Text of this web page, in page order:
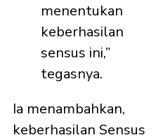
menentukan
keberhasilan
sensus ini,”
tegasnya.
Ia menambahkan,
keberhasilan Sensus